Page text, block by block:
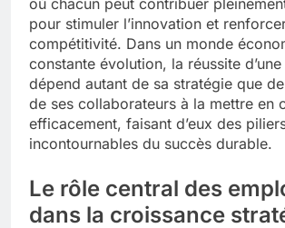
pour stimuler l’innovation et
compétitivité. Dans un monde
constante évolution, la réussite
dépend autant de sa stratégie que
de ses collaborateurs à la mettre en
efficacement, faisant d’eux des
incontournables du succès durable.
Le rôle central des
dans la croissance